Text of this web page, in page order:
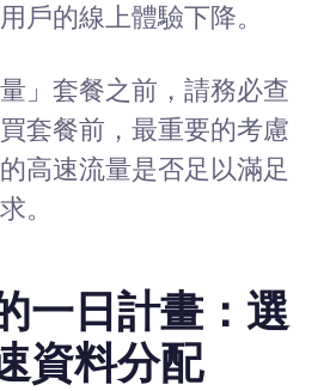
戶的線上體驗下降。
」套餐之前，請務必查
套餐前，最重要的考慮
高速流量是否足以滿足
。
一日計畫：選
資料分配